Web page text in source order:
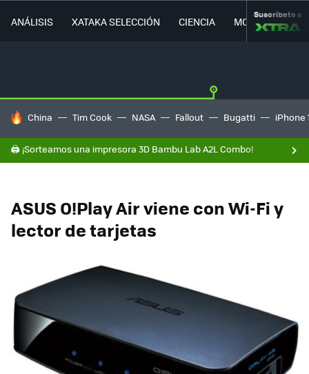
ANÁLISIS XATAKA SELECCIÓN CIENCIA MOVILIDAD
Suscríbete a
HOY SE HABLA DE
China Tim Cook NASA Fallout Bugatti iPhone
🖨️ ¡Sorteamos una impresora 3D Bambu Lab A2L Combo!
ASUS O!Play Air viene con Wi-Fi y
lector de tarjetas